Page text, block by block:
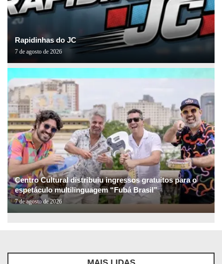
Rapidinhas do JC
7 de agosto de 2026
Centro Cultural distribuiu ingressos gratuitos para o
espetáculo multilinguagem “Fubá Brasil”
7 de agosto de 2026